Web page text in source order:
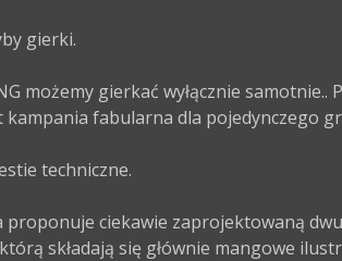
gierki.
możemy gierkać wyłącznie samotnie..
kampania fabularna dla pojedynczego
techniczne.
proponuje ciekawie zaprojektowaną
składają się głównie mangowe